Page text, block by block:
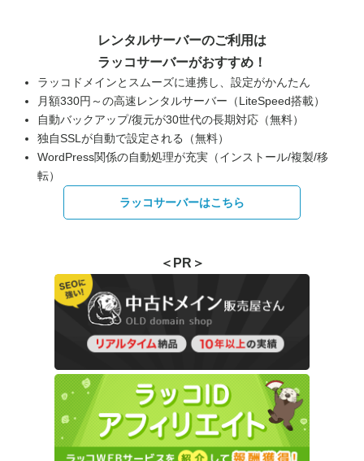
レンタルサーバーのご利用は
ラッコサーバーがおすすめ！
ラッコドメインとスムーズに連携し、設定がかんたん
月額330円～の高速レンタルサーバー（LiteSpeed搭載）
自動バックアップ/復元が30世代の長期対応（無料）
独自SSLが自動で設定される（無料）
WordPress関係の自動処理が充実（インストール/複製/移
転）
ラッコサーバーはこちら
＜PR＞